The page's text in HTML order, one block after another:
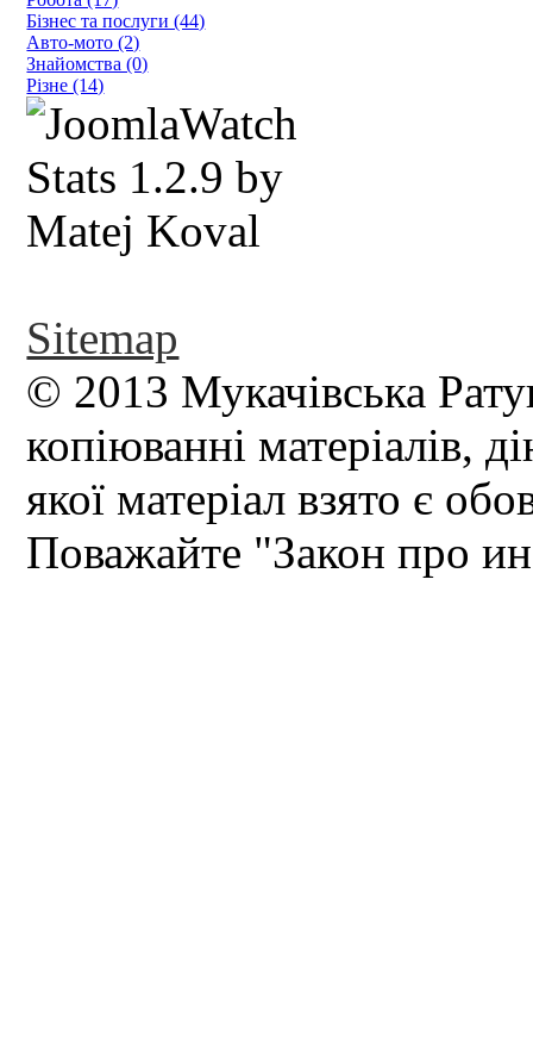
Бізнес та послуги (44)
Авто-мото (2)
Знайомства (0)
Різне (14)
Sitemap
© 2013 Мукачівська
копіюванні матеріалів,
якої матеріал взято є
Поважайте "Закон про